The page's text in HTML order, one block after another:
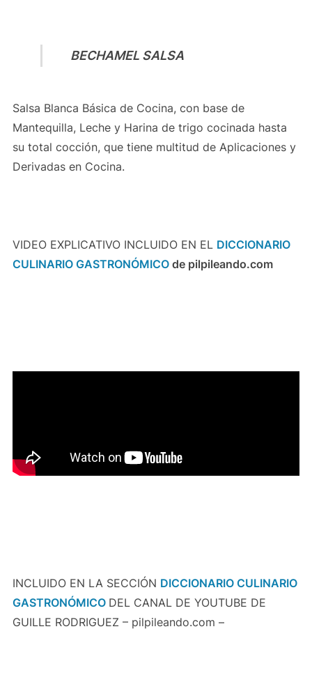
BECHAMEL SALSA
Salsa Blanca Básica de Cocina, con base de
Mantequilla, Leche y Harina de trigo cocinada hasta
su total cocción, que tiene multitud de Aplicaciones y
Derivadas en Cocina.
VIDEO EXPLICATIVO INCLUIDO EN EL DICCIONARIO
CULINARIO GASTRONÓMICO de pilpileando.com
INCLUIDO EN LA SECCIÓN DICCIONARIO CULINARIO
GASTRONÓMICO DEL CANAL DE YOUTUBE DE
GUILLE RODRIGUEZ – pilpileando.com –